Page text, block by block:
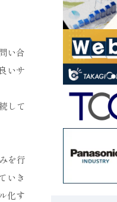
い合
いサ
して
を行
いき
化す